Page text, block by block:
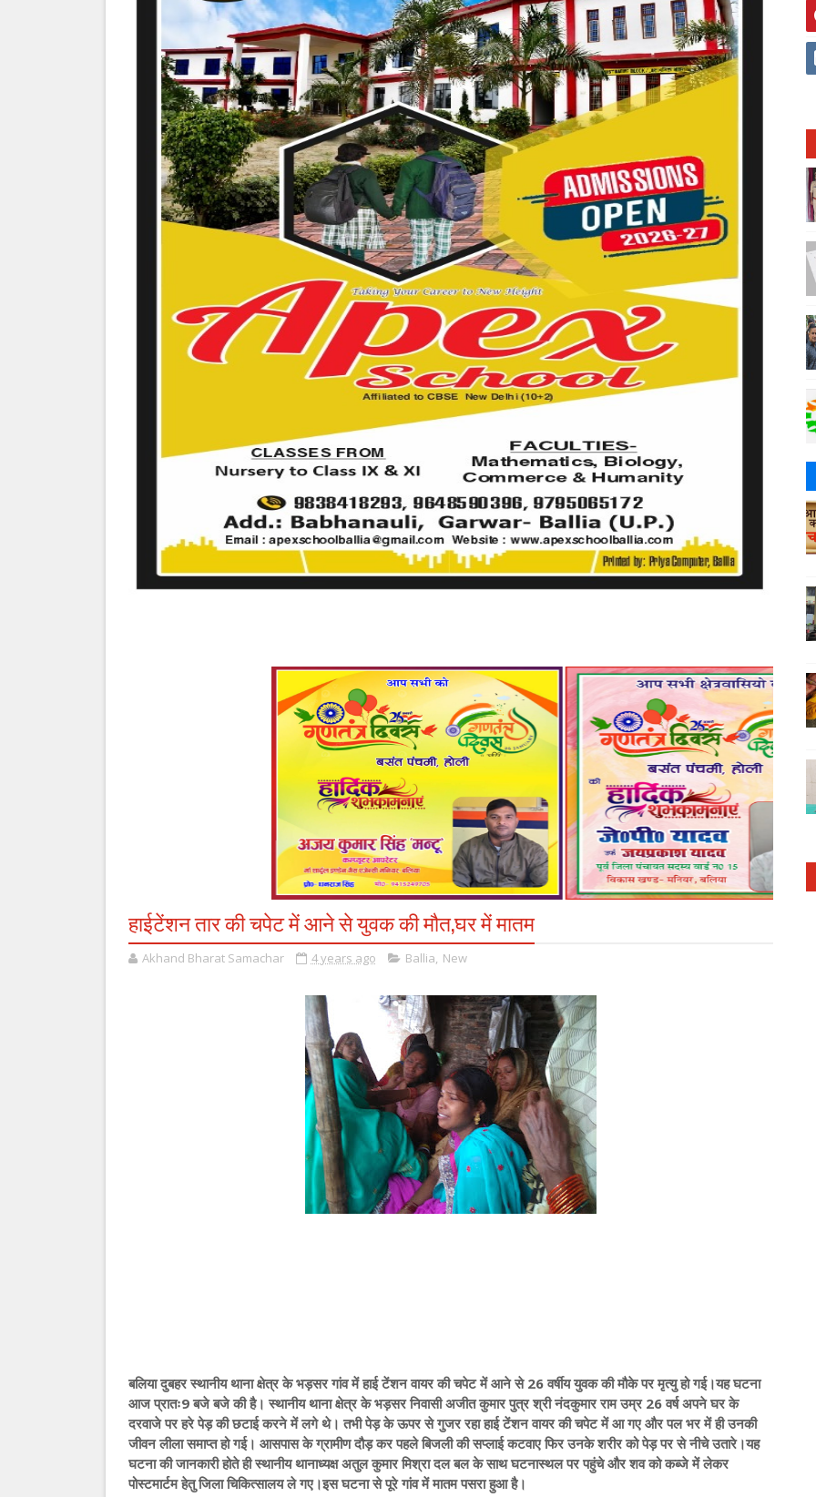
हाईटेंशन तार की चपेट में आने से युवक की मौत,घर में मातम
Akhand Bharat Samachar 4 years ago Ballia, New
बलिया दुबहर स्थानीय थाना क्षेत्र के भड़सर गांव में हाई टेंशन वायर की चपेट में आने से 26 वर्षीय युवक की मौके पर मृत्यु हो गई।यह घटना
आज प्रातः9 बजे बजे की है। स्थानीय थाना क्षेत्र के भड़सर निवासी अजीत कुमार पुत्र श्री नंदकुमार राम उम्र 26 वर्ष अपने घर के
दरवाजे पर हरे पेड़ की छटाई करने में लगे थे। तभी पेड़ के ऊपर से गुजर रहा हाई टेंशन वायर की चपेट में आ गए और पल भर में ही उनकी
जीवन लीला समाप्त हो गई। आसपास के ग्रामीण दौड़ कर पहले बिजली की सप्लाई कटवाए फिर उनके शरीर को पेड़ पर से नीचे उतारे।यह
घटना की जानकारी होते ही स्थानीय थानाध्यक्ष अतुल कुमार मिश्रा दल बल के साथ घटनास्थल पर पहुंचे और शव को कब्जे में लेकर
पोस्टमार्टम हेतु जिला चिकित्सालय ले गए।इस घटना से पूरे गांव में मातम पसरा हुआ है।